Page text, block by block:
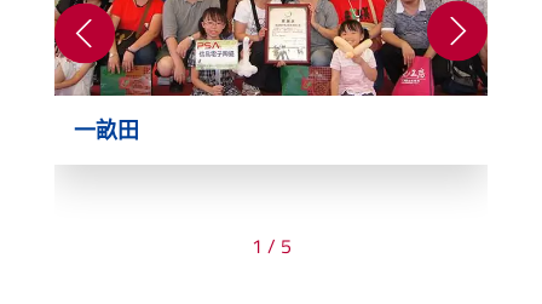
一畝田
1 / 5